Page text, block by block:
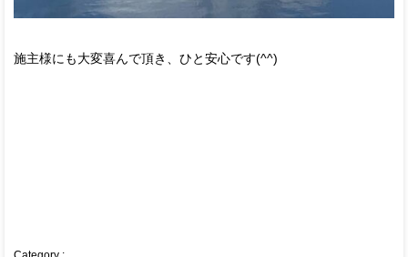
施主様にも大変喜んで頂き、ひと安心です(^^)